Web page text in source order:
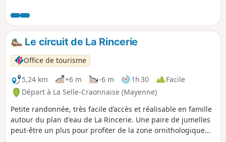
Le circuit de La Rincerie
Office de tourisme
5,24 km
+6 m -6 m 1h 30
Facile
Départ à La Selle-Craonnaise (Mayenne)
Petite randonnée, très facile d’accès et réalisable en famille
autour du plan d'eau de La Rincerie. Une paire de jumelles
peut-être un plus pour profiter de la zone ornithologique